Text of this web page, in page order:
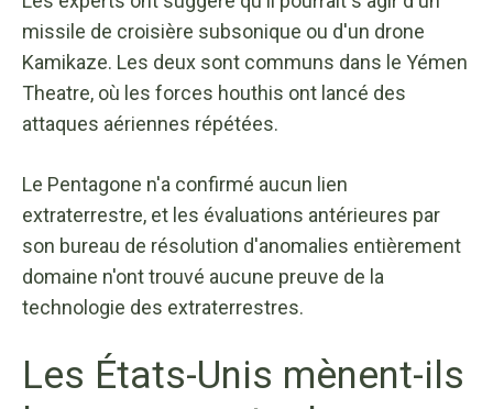
missile de croisière subsonique ou d'un drone
Kamikaze. Les deux sont communs dans le Yémen
Theatre, où les forces houthis ont lancé des
attaques aériennes répétées.
Le Pentagone n'a confirmé aucun lien
extraterrestre, et les évaluations antérieures par
son bureau de résolution d'anomalies entièrement
domaine n'ont trouvé aucune preuve de la
technologie des extraterrestres.
Les États-Unis mènent-ils